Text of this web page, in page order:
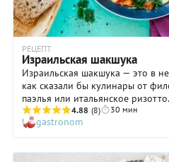
РЕЦЕПТ
Израильская шакшука
Израильская шакшука — это в
как сказали бы кулинары от
паэлья или итальянское
совсем так. Шакшука родилась
странах Магриба, но
там раскрутилась, став не
4.88 (8) 30 мин
gastronom